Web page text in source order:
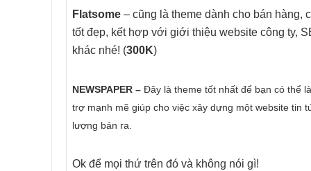
Flatsome – cũng là theme dành cho bán hàng,
tốt đẹp, kết hợp với giới thiệu website công ty,
khác nhé! (300K)
NEWSPAPER – Đây là theme tốt nhất để bạn có thể
trợ mạnh mẽ giúp cho việc xây dựng một website tin
lượng bán ra.
Ok để mọi thứ trên đó và không nói gì!